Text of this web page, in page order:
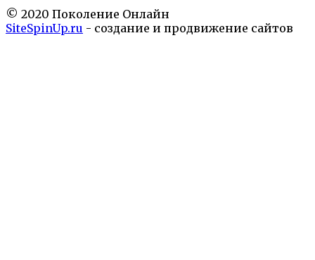
© 2020 Поколение Онлайн
SiteSpinUp.ru - создание и продвижение сайтов